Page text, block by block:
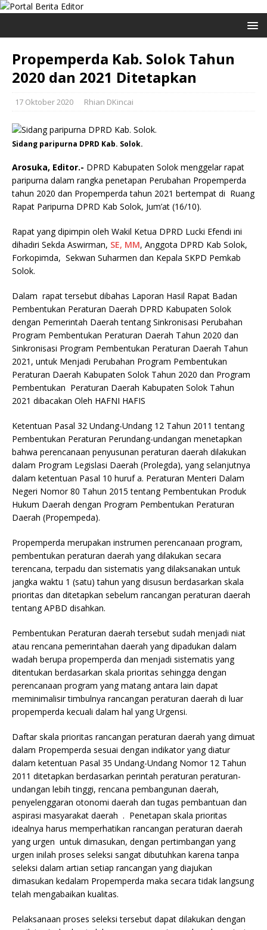
Propemperda Kab. Solok Tahun
2020 dan 2021 Ditetapkan
17 Oktober 2020 Rhian DKincai
Sidang paripurna DPRD Kab. Solok.
Arosuka, Editor.- DPRD Kabupaten Solok menggelar rapat
paripurna dalam rangka penetapan Perubahan Propemperda
tahun 2020 dan Propemperda tahun 2021 bertempat di Ruang
Rapat Paripurna DPRD Kab Solok, Jum’at (16/10).
Rapat yang dipimpin oleh Wakil Ketua DPRD Lucki Efendi ini
dihadiri Sekda Aswirman, SE, MM, Anggota DPRD Kab Solok,
Forkopimda, Sekwan Suharmen dan Kepala SKPD Pemkab
Solok.
Dalam rapat tersebut dibahas Laporan Hasil Rapat Badan
Pembentukan Peraturan Daerah DPRD Kabupaten Solok
dengan Pemerintah Daerah tentang Sinkronisasi Perubahan
Program Pembentukan Peraturan Daerah Tahun 2020 dan
Sinkronisasi Program Pembentukan Peraturan Daerah Tahun
2021, untuk Menjadi Perubahan Program Pembentukan
Peraturan Daerah Kabupaten Solok Tahun 2020 dan Program
Pembentukan Peraturan Daerah Kabupaten Solok Tahun
2021 dibacakan Oleh HAFNI HAFIS
Ketentuan Pasal 32 Undang-Undang 12 Tahun 2011 tentang
Pembentukan Peraturan Perundang-undangan menetapkan
bahwa perencanaan penyusunan peraturan daerah dilakukan
dalam Program Legislasi Daerah (Prolegda), yang selanjutnya
dalam ketentuan Pasal 10 huruf a. Peraturan Menteri Dalam
Negeri Nomor 80 Tahun 2015 tentang Pembentukan Produk
Hukum Daerah dengan Program Pembentukan Peraturan
Daerah (Propempeda).
Propemperda merupakan instrumen perencanaan program,
pembentukan peraturan daerah yang dilakukan secara
terencana, terpadu dan sistematis yang dilaksanakan untuk
jangka waktu 1 (satu) tahun yang disusun berdasarkan skala
prioritas dan ditetapkan sebelum rancangan peraturan daerah
tentang APBD disahkan.
Pembentukan Peraturan daerah tersebut sudah menjadi niat
atau rencana pemerintahan daerah yang dipadukan dalam
wadah berupa propemperda dan menjadi sistematis yang
ditentukan berdasarkan skala prioritas sehingga dengan
perencanaan program yang matang antara lain dapat
meminimalisir timbulnya rancangan peraturan daerah di luar
propemperda kecuali dalam hal yang Urgensi.
Daftar skala prioritas rancangan peraturan daerah yang dimuat
dalam Propemperda sesuai dengan indikator yang diatur
dalam ketentuan Pasal 35 Undang-Undang Nomor 12 Tahun
2011 ditetapkan berdasarkan perintah peraturan peraturan-
undangan lebih tinggi, rencana pembangunan daerah,
penyelenggaran otonomi daerah dan tugas pembantuan dan
aspirasi masyarakat daerah . Penetapan skala prioritas
idealnya harus memperhatikan rancangan peraturan daerah
yang urgen untuk dimasukan, dengan pertimbangan yang
urgen inilah proses seleksi sangat dibutuhkan karena tanpa
seleksi dalam artian setiap rancangan yang diajukan
dimasukan kedalam Propemperda maka secara tidak langsung
telah mengabaikan kualitas.
Pelaksanaan proses seleksi tersebut dapat dilakukan dengan